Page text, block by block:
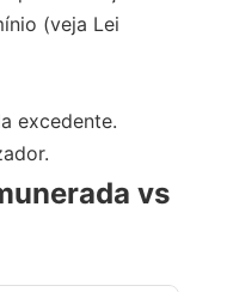
(veja Lei
excedente.
vs